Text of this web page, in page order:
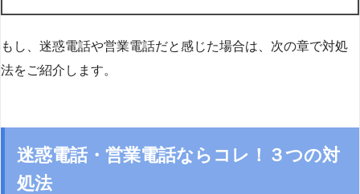
もし、迷惑電話や営業電話だと感じた場合は、次の章で対処
法をご紹介します。
迷惑電話・営業電話ならコレ！３つの対
処法